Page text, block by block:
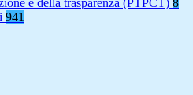
e della trasparenza (PTPCT) 8
941